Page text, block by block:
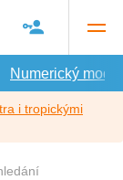
Numerický model
i tropickými